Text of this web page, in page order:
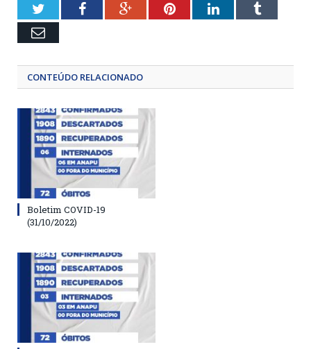
TwitterFacebookGoogle+PinterestLinkedInTumblr
Email
CONTEÚDO RELACIONADO
Boletim COVID-19
(31/10/2022)